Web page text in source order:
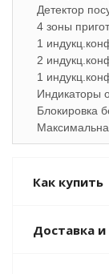
Детектор
4 зоны
1
2
1
Индикаторы
Блокировка
Как купить
Доставка